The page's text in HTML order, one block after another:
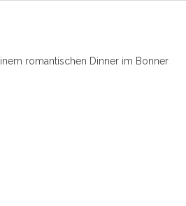
romantischen Dinner im Bonner